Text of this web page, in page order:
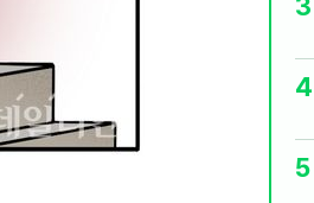
[주간코인] 지금은 살 때 아니다?…비트코
인 왜 못 오르나
9